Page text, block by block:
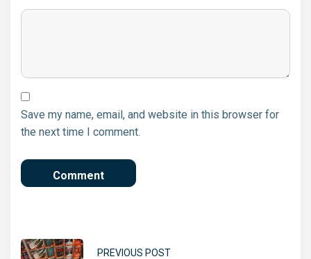
Save my name, email, and website in this browser for
the next time I comment.
PREVIOUS POST